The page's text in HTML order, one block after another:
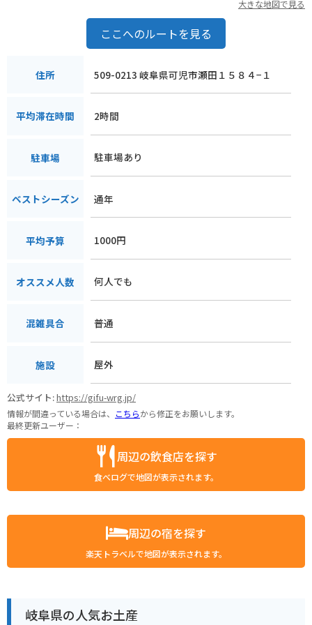
大きな地図で見る
ここへのルートを見る
住所 509-0213 岐阜県可児市瀬田１５８４−１
平均滞在時間 2時間
駐車場 駐車場あり
ベストシーズン 通年
平均予算 1000円
オススメ人数 何人でも
混雑具合 普通
施設 屋外
公式サイト:https://gifu-wrg.jp/
情報が間違っている場合は、 こちらから修正をお願いします。
最終更新ユーザー：
周辺の飲食店を探す
食べログで地図が表示されます。
周辺の宿を探す
楽天トラベルで地図が表示されます。
岐阜県の人気お土産